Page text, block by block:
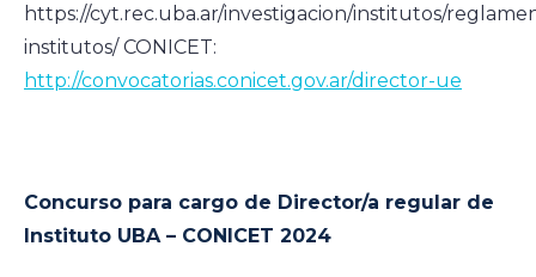
https://cyt.rec.uba.ar/investigacion/institutos/
institutos/ CONICET:
http://convocatorias.conicet.gov.ar/director-ue
Concurso para cargo de Director/a regular de
Instituto UBA – CONICET 2024